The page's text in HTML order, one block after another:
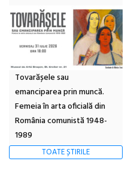
Tovarășele sau
emanciparea prin muncă.
Femeia în arta oficială din
România comunistă 1948-
1989
TOATE ȘTIRILE